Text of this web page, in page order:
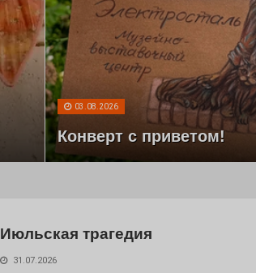
03.08.2026
Конверт с приветом!
Июльская трагедия
31.07.2026